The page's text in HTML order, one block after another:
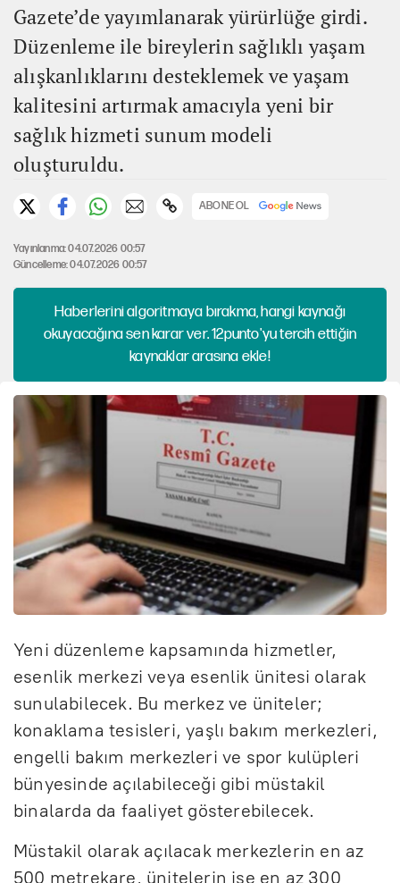
Gazete’de yayımlanarak yürürlüğe girdi.
Düzenleme ile bireylerin sağlıklı yaşam
alışkanlıklarını desteklemek ve yaşam
kalitesini artırmak amacıyla yeni bir
sağlık hizmeti sunum modeli
oluşturuldu.
ABONE OL
Yayınlanma: 04.07.2026 00:57
Güncelleme: 04.07.2026 00:57
Haberlerini algoritmaya bırakma, hangi kaynağı
okuyacağına sen karar ver. 12punto'yu tercih ettiğin
kaynaklar arasına ekle!
Yeni düzenleme kapsamında hizmetler,
esenlik merkezi veya esenlik ünitesi olarak
sunulabilecek. Bu merkez ve üniteler;
konaklama tesisleri, yaşlı bakım merkezleri,
engelli bakım merkezleri ve spor kulüpleri
bünyesinde açılabileceği gibi müstakil
binalarda da faaliyet gösterebilecek.
Müstakil olarak açılacak merkezlerin en az
500 metrekare, ünitelerin ise en az 300